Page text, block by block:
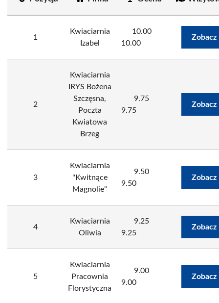
1
Kwiaciarnia
Izabel
10.00
10.00
Zobacz
2
Kwiaciarnia
IRYS Bożena
Szczęsna,
Poczta
Kwiatowa
Brzeg
9.75
9.75
Zobacz
3
Kwiaciarnia
"Kwitnące
Magnolie"
9.50
9.50
Zobacz
4
Kwiaciarnia
Oliwia
9.25
9.25
Zobacz
5
Kwiaciarnia
Pracownia
Florystyczna
9.00
9.00
Zobacz